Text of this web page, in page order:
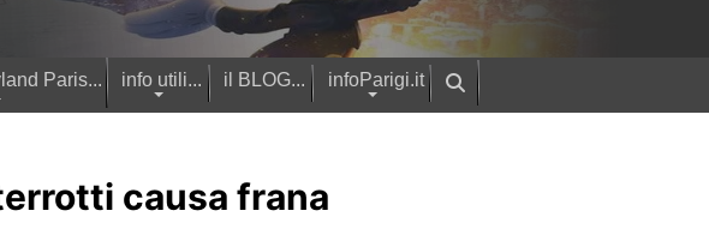
Paris... info utili... il BLOG... infoParigi.it
causa frana